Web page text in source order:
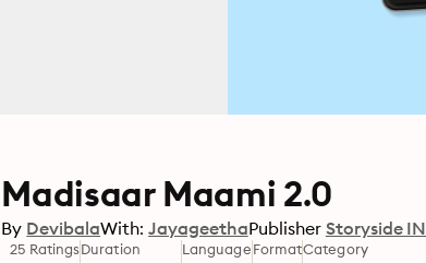
Madisaar Maami 2.0
By DevibalaWith: JayageethaPublisher Storyside IN
25 RatingsDuration LanguageFormatCategory